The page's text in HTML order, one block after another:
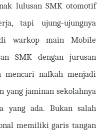
lulusan SMK otomotif
tapi ujung-ujungnya
warkop main Mobile
SMK dengan jurusan
nafkah menjadi
yang jaminan sekolahnya
yang ada. Bukan salah
memiliki garis tangan